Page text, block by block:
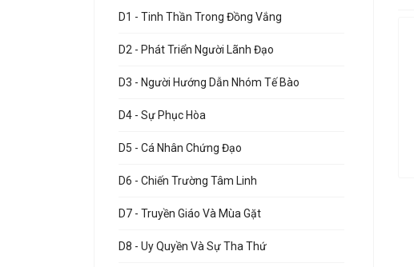
D1 - Tinh Thần Trong Đồng Vắng
D2 - Phát Triển Người Lãnh Đạo
D3 - Người Hướng Dẫn Nhóm Tế Bào
D4 - Sự Phục Hòa
D5 - Cá Nhân Chứng Đạo
D6 - Chiến Trường Tâm Linh
D7 - Truyền Giáo Và Mùa Gặt
D8 - Uy Quyền Và Sự Tha Thứ